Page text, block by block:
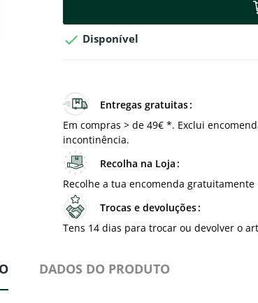
 Disponível
Entregas gratuitas
Em compras > de 49€ *. Exclui
incontinência.
Recolha na Loja
Recolhe a tua encomenda
Trocas e devoluções
Tens 14 dias para trocar ou devolver o
DADOS DO PRODUTO